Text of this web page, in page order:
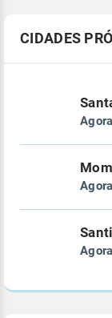
CIDADES
Agora
Agora
Agora